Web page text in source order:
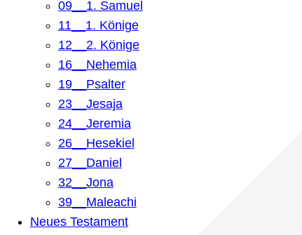
09__1. Samuel
11__1. Könige
12__2. Könige
16__Nehemia
19__Psalter
23__Jesaja
24__Jeremia
26__Hesekiel
27__Daniel
32__Jona
39__Maleachi
Neues Testament